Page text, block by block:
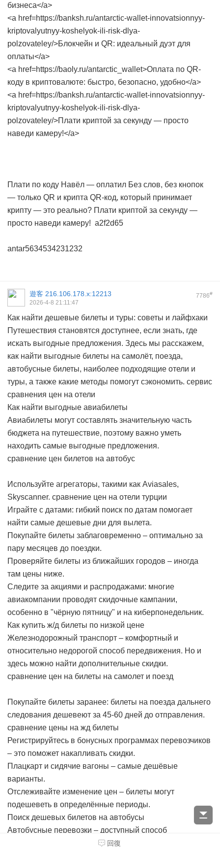
бизнеса</a>
<a href=https://banksh.ru/antarctic-wallet-innovatsionnyy-
kriptovalyutnyy-koshelyok-ili-risk-dlya-
polzovateley/>Блокчейн и QR: идеальный дуэт для
оплаты</a>
<a href=https://baoly.ru/antarctic_wallet>Оплата по QR-
коду в криптовалюте: быстро, безопасно, удобно</a>
<a href=https://banksh.ru/antarctic-wallet-innovatsionnyy-
kriptovalyutnyy-koshelyok-ili-risk-dlya-
polzovateley/>Плати криптой за секунду — просто
наведи камеру!</a>
Плати по коду Навёл — оплатил Без слов, без кнопок
— только QR и крипта QR-код, который принимает
крипту — это реально? Плати криптой за секунду —
просто наведи камеру! a2f2d65
antar5634534231232
7786#
遊客 216.106.178.x:12213
2026-4-8 21:11:47
Как найти дешевые билеты и туры: советы и лайфхаки
Путешествия становятся доступнее, если знать, где
искать выгодные предложения. Здесь мы расскажем,
как найти выгодные билеты на самолёт, поезда,
автобусные билеты, наиболее подходящие отели и
туры, а также какие методы помогут сэкономить. сервис
сравнения цен на отели
Как найти выгодные авиабилеты
Авиабилеты могут составлять значительную часть
бюджета на путешествие, поэтому важно уметь
находить самые выгодные предложения.
сравнение цен билетов на автобус
Используйте агрегаторы, такими как Aviasales,
Skyscanner. сравнение цен на отели турции
Играйте с датами: гибкий поиск по датам помогает
найти самые дешевые дни для вылета.
Покупайте билеты заблаговременно – оптимально за
пару месяцев до поездки.
Проверяйте билеты из ближайших городов – иногда
там цены ниже.
Следите за акциями и распродажами: многие
авиакомпании проводят скидочные кампании,
особенно в "чёрную пятницу" и на киберпонедельник.
Как купить ж/д билеты по низкой цене
Железнодорожный транспорт – комфортный и
относительно недорогой способ передвижения. Но и
здесь можно найти дополнительные скидки.
сравнение цен на билеты на самолет и поезд
Покупайте билеты заранее: билеты на поезда дальнего
следования дешевеют за 45-60 дней до отправления.
сравнение цены на жд билеты
Регистрируйтесь в бонусных программах перевозчиков
– это поможет накапливать скидки.
Плацкарт и сидячие вагоны – самые дешёвые
варианты.
Отслеживайте изменение цен – билеты могут
подешеветь в определённые периоды.
Поиск дешевых билетов на автобусы
Автобусные перевозки – доступный способ
путешествовать, особенно если покупать билеты
回復